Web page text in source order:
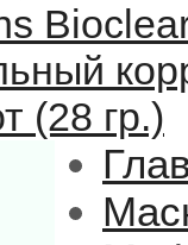
(28 гр.)